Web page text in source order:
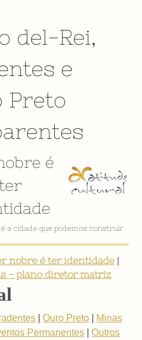
del-Rei,
e
Preto
é
a cidade que podemos construir
nobre é ter identidade|
- plano diretor matriz
|Ouro Preto
Minas
Permanentes |Outros